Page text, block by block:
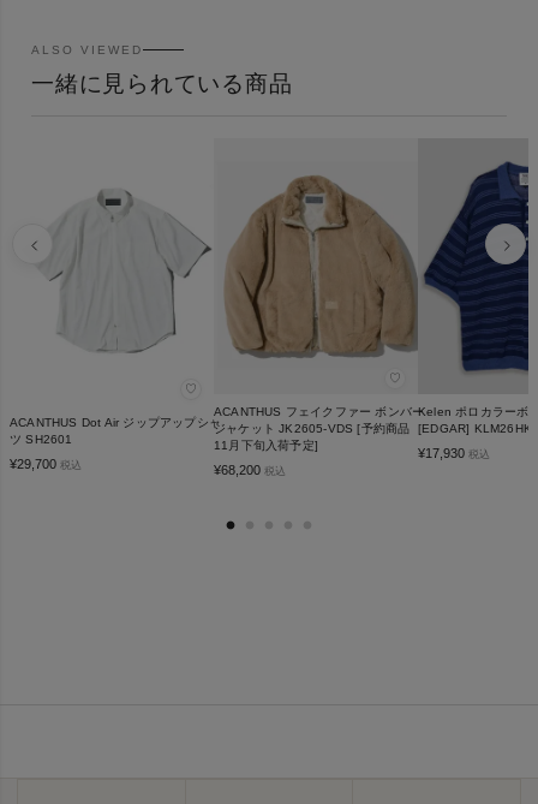
ALSO VIEWED
一緒に見られている商品
♡
ACANTHUS Dot Air ジップアップシャ
ツ SH2601
¥29,700 税込
♡
ACANTHUS フェイクファー ボンバー
ジャケット JK2605-VDS [予約商品
11月下旬入荷予定]
¥68,200 税込
Kelen ポロカラーボ
[EDGAR]
¥17,930 税込